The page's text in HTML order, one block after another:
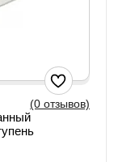
(0 отзывов)